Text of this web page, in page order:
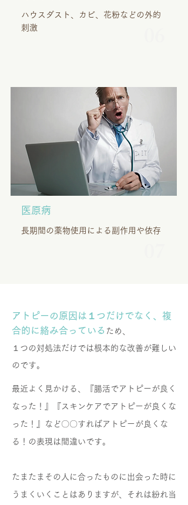
​ハウスダスト、カビ、花粉などの外的
刺激
医原病
長期間の薬物使用による副作用や依存
アトピーの原因は１つだけでなく、複
合的に絡み合っている ため、
１つの対処法だけでは根本的な改善が難しい
のです。
最近よく見かける、『腸活でアトピーが良く
なった！』『スキンケアでアトピーが良くな
った！』など〇〇すればアトピーが良くな
る！の表現は間違いです。
たまたまその人に合ったものに出会った時に
うまくいくことはありますが、それは紛れ当